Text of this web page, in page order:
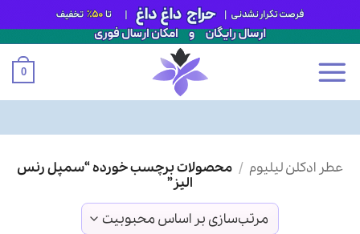
0
عطر ادکلن لیلیوم / محصولات برچسب خورده “سمپل رنس
الیز”